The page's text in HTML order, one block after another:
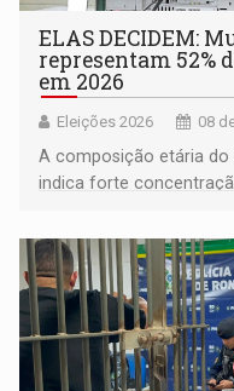
ELAS DECIDEM:
representam 52%
em 2026
Eleições 2026 08
A composição etária
indica forte